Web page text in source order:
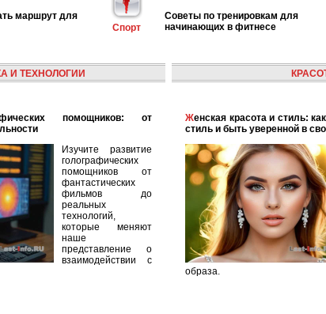
маршрут для
Спорт
Советы по тренировкам для
начинающих в фитнесе
И ТЕХНОЛОГИИ
Изучите развитие
голографических
помощников от
фантастических
фильмов до
реальных
технологий,
которые меняют
наше
представление о
взаимодействии с
Женская красота и стиль: как найти свой уникальный
стиль и быть уверенной в
образа.